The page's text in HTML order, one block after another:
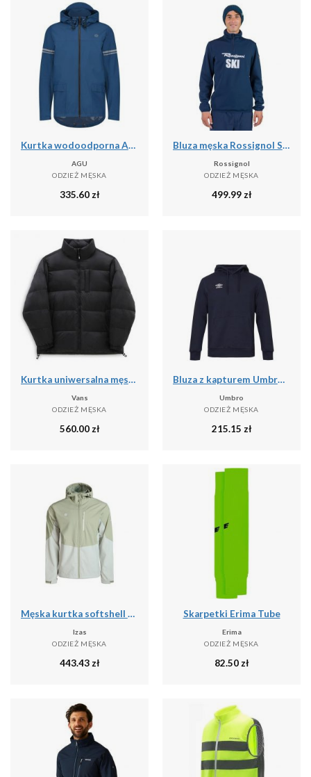
Kurtka wodoodporna Agu Original Essential
AGU
ODZIEŻ MĘSKA
335.60zł
Bluza męska Rossignol Signature Ski Hz Fleece
Rossignol
ODZIEŻ MĘSKA
499.99zł
Kurtka uniwersalna męska Vans NO Hood Puffer
Vans
ODZIEŻ MĘSKA
560.00zł
Bluza z kapturem Umbro pro training
Umbro
ODZIEŻ MĘSKA
215.15 zł
Męska kurtka softshell LANETTE M, wodoodporna, wiatroszczelna i termiczna z tech
Izas
ODZIEŻ MĘSKA
443.43zł
Skarpetki Erima Tube
Erima
ODZIEŻ MĘSKA
82.50zł